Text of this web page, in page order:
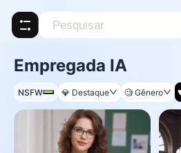
Empregada IA
NSFW 💎 Destaque 🧐 Gênero